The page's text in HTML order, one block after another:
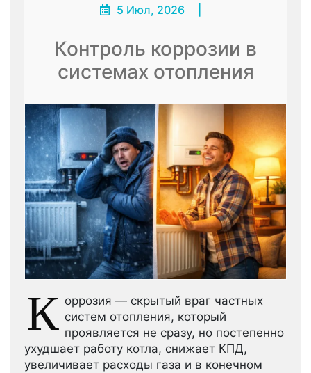
5 Июл, 2026
Контроль коррозии в
системах отопления
К оррозия — скрытый враг частных
систем отопления, который
проявляется не сразу, но постепенно
ухудшает работу котла, снижает КПД,
увеличивает расходы газа и в конечном